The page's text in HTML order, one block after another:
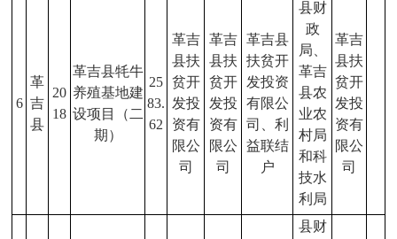
6
革
吉
县
20
18
革吉县牦牛
养殖基地建
设项目（二
期）
25
83.
62
革吉
县扶
贫开
发投
资有
限公
司
革吉
县扶
贫开
发投
资有
限公
司
革吉县
扶贫开
发投资
有限公
司、利
益联结
户
县财
政
局、
革吉
县农
业农
村局
和科
技水
利局
革吉
县扶
贫开
发投
资有
限公
司
县财